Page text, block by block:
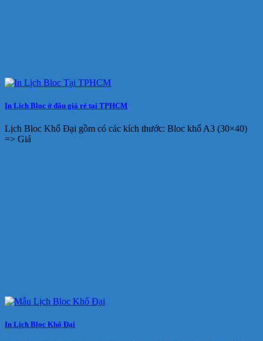
In Lịch Bloc ở đâu giá rẻ tại TPHCM
Lịch Bloc Khổ Đại gồm có các kích thước: Bloc khổ A3 (30×40)
=> Giá
In Lịch Bloc Khổ Đại